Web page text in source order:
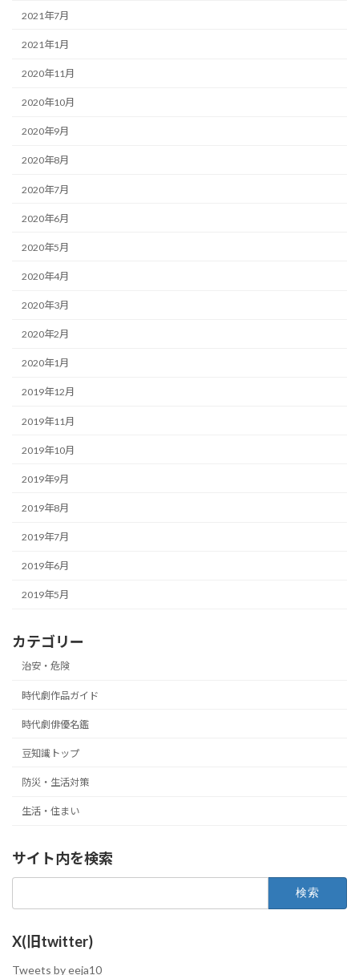
2021年7月
2021年1月
2020年11月
2020年10月
2020年9月
2020年8月
2020年7月
2020年6月
2020年5月
2020年4月
2020年3月
2020年2月
2020年1月
2019年12月
2019年11月
2019年10月
2019年9月
2019年8月
2019年7月
2019年6月
2019年5月
カテゴリー
治安・危険
時代劇作品ガイド
時代劇俳優名鑑
豆知識トップ
防災・生活対策
生活・住まい
サイト内を検索
X(旧twitter)
Tweets by eeja10